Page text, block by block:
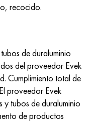
recocido.
de duraluminio
del proveedor Evek
Cumplimiento total de
proveedor Evek
tubos de duraluminio
de productos